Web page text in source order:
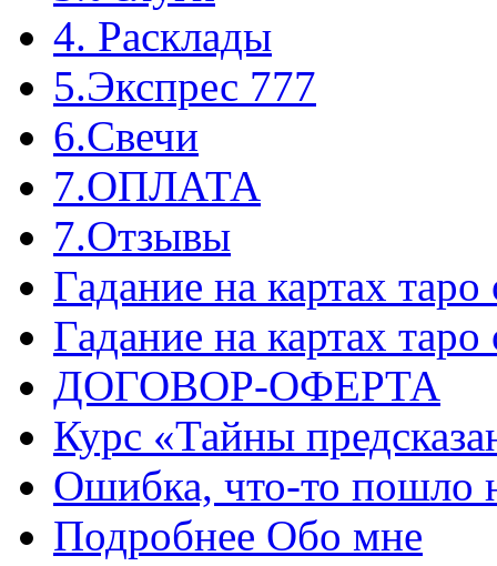
4. Расклады
5.Экспрес 777
6.Свечи
7.ОПЛАТА
7.Отзывы
Гадание на картах
Гадание на картах
ДОГОВОР-ОФЕРТА
Курс «Тайны
Ошибка, что-то пошло
Подробнее Обо мне